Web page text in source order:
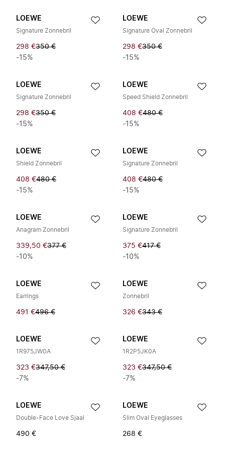
LOEWE
Signature Zonnebril
298 €350 €
-15%
LOEWE
Signature Oval Zonnebril
298 €350 €
-15%
LOEWE
Signature Zonnebril
298 €350 €
-15%
LOEWE
Speed Shield Zonnebril
408 €480 €
-15%
LOEWE
Shield Zonnebril
408 €480 €
-15%
LOEWE
Signature Zonnebril
408 €480 €
-15%
LOEWE
Anagram Zonnebril
339,50 €377 €
-10%
LOEWE
Signature Zonnebril
375 €417 €
-10%
LOEWE
Earrings
491 €496 €
LOEWE
Zonnebril
326 €343 €
LOEWE
1R975JW0A
323 €347,50 €
-7%
LOEWE
1R2P5JK0A
323 €347,50 €
-7%
LOEWE
Double-Face Love Sjaal
490 €
LOEWE
Slim Oval Eyeglasses
268 €